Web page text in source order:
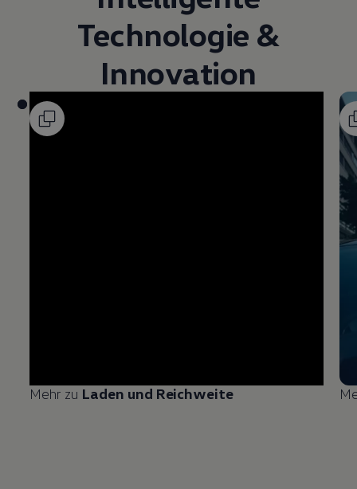
Technologie &
Innovation
Mehr zu Laden und Reichweite